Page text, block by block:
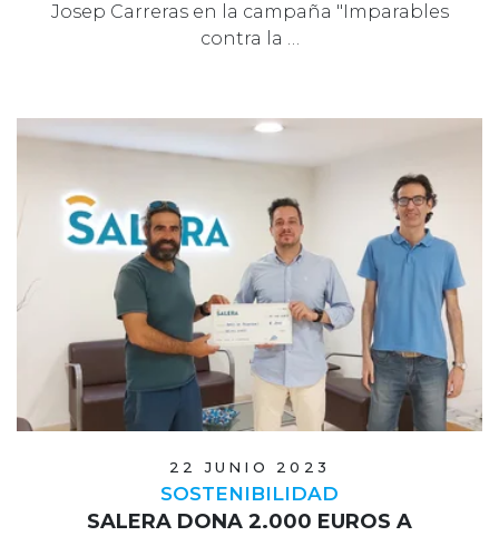
Josep Carreras en la campaña "Imparables
contra la …
22 JUNIO 2023
SOSTENIBILIDAD
SALERA DONA 2.000 EUROS A